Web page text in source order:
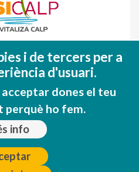
EUROPA
i de tercers per a
d'usuari.
dones el teu
perquè ho fem.
info